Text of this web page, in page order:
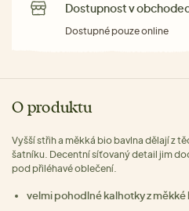
Dostupnost v
Dostupné pouze online
O produktu
Vyšší střih a měkká bio bavlna dělají z
šatníku. Decentní síťovaný detail jim
pod přiléhavé oblečení.
velmi pohodlné kalhotky z měkké